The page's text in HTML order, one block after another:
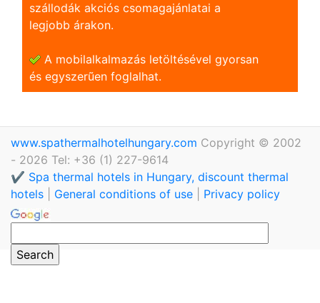
szállodák akciós csomagajánlatai a
legjobb árakon.
A mobilalkalmazás letöltésével gyorsan
és egyszerũen foglalhat.
www.spathermalhotelhungary.com Copyright © 2002
- 2026 Tel: +36 (1) 227-9614
✔️ Spa thermal hotels in Hungary, discount thermal
hotels
General conditions of use Privacy policy